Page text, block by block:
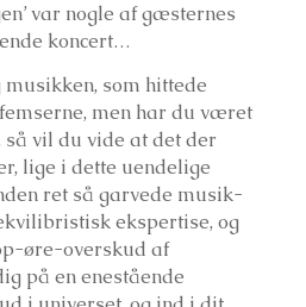
var nogle af gæsternes
koncert…
som hittede
men har du været
vil du vide at det der
lige i dette uendelige
ret så garvede musik-
ekspertise, og
øre-overskud af
på en enestående